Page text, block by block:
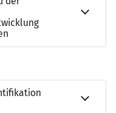
unserem
von Herkunft,
Alter oder Identität
SEE & BE SEEN